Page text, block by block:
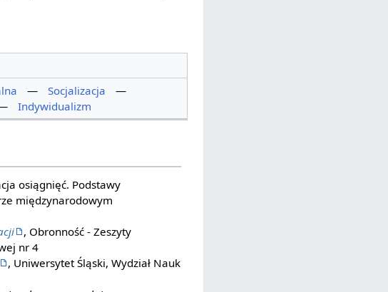
— Socjalizacja
—
Indywidualizm
osiągnięć. Podstawy
międzynarodowym
, Obronność - Zeszyty
nr 4
, Uniwersytet Śląski, Wydział Nauk